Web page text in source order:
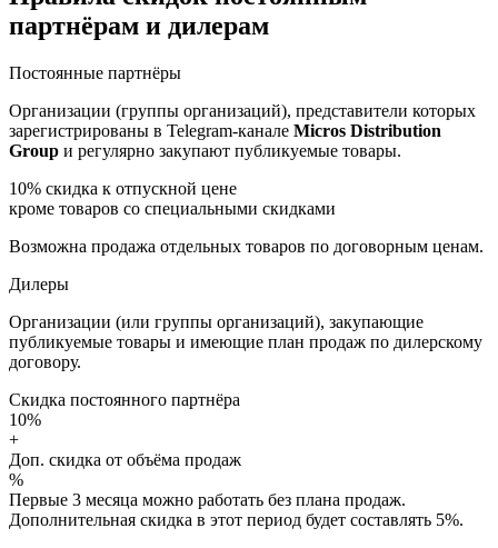
партнёрам и дилерам
Постоянные партнёры
Организации (группы организаций), представители которых
зарегистрированы в Telegram-канале Micros Distribution
Group и регулярно закупают публикуемые товары.
10% скидка к отпускной цене
кроме товаров со специальными скидками
Возможна продажа отдельных товаров по договорным ценам.
Дилеры
Организации (или группы организаций), закупающие
публикуемые товары и имеющие план продаж по дилерскому
договору.
Скидка постоянного партнёра
10%
+
Доп. скидка от объёма продаж
%
Первые 3 месяца можно работать без плана продаж.
Дополнительная скидка в этот период будет составлять 5%.